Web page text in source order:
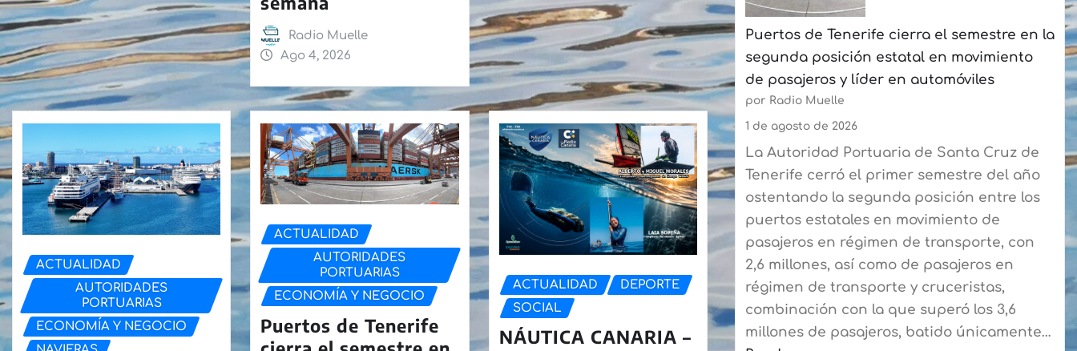
Radio Muelle
Ago 4, 2026
ACTUALIDAD
AUTORIDADES
PORTUARIAS
ECONOMÍA Y NEGOCIO
ACTUALIDAD
AUTORIDADES
PORTUARIAS
ECONOMÍA Y NEGOCIO
Puertos de Tenerife
ACTUALIDAD
DEPORTE
SOCIAL
NÁUTICA CANARIA –
Las
Palmas
a
más
de
90
expertos
del
sector
Puertos de Tenerife cierra el semestre en la
segunda posición estatal en movimiento
de pasajeros y líder en automóviles
por Radio Muelle
1 de agosto de 2026
La Autoridad Portuaria de Santa Cruz de
Tenerife cerró el primer semestre del año
ostentando la segunda posición entre los
puertos estatales en movimiento de
pasajeros en régimen de transporte, con
2,6 millones, así como de pasajeros en
régimen de transporte y cruceristas,
combinación con la que superó los 3,6
millones de pasajeros, batido únicamente…